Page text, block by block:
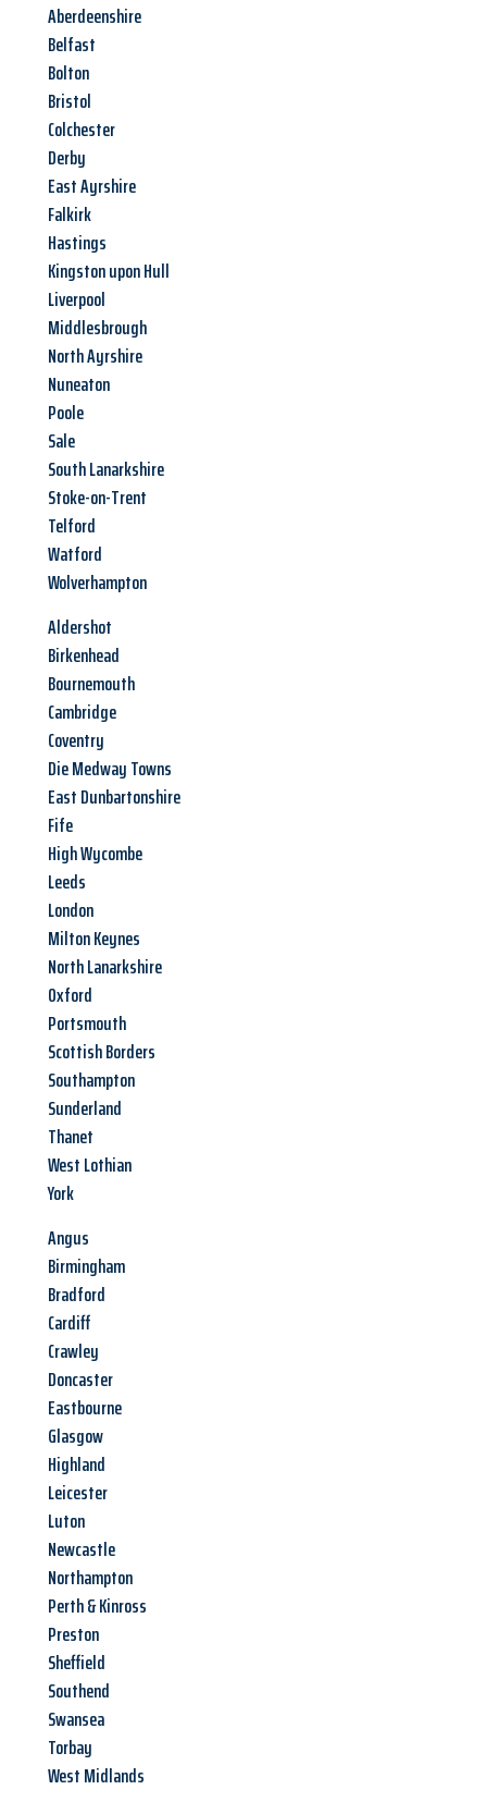
Aberdeenshire
Belfast
Bolton
Bristol
Colchester
Derby
East Ayrshire
Falkirk
Hastings
Kingston upon Hull
Liverpool
Middlesbrough
North Ayrshire
Nuneaton
Poole
Sale
South Lanarkshire
Stoke-on-Trent
Telford
Watford
Wolverhampton
Aldershot
Birkenhead
Bournemouth
Cambridge
Coventry
Die Medway Towns
East Dunbartonshire
Fife
High Wycombe
Leeds
London
Milton Keynes
North Lanarkshire
Oxford
Portsmouth
Scottish Borders
Southampton
Sunderland
Thanet
West Lothian
York
Angus
Birmingham
Bradford
Cardiff
Crawley
Doncaster
Eastbourne
Glasgow
Highland
Leicester
Luton
Newcastle
Northampton
Perth & Kinross
Preston
Sheffield
Southend
Swansea
Torbay
West Midlands